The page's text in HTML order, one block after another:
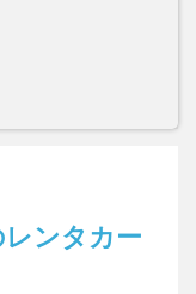
ンタカー